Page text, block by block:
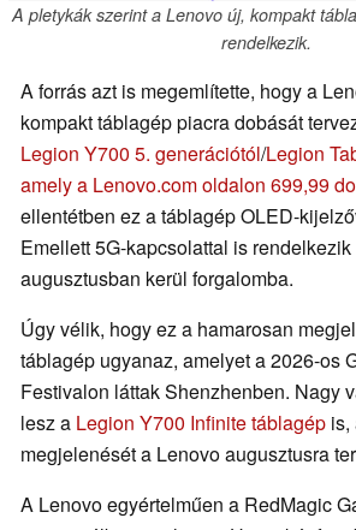
A pletykák szerint a Lenovo új, kompakt
rendelkezik.
A forrás azt is megemlítette, hogy a
kompakt táblagép piacra dobását
Legion Y700 5. generációtól/Legion
amely a Lenovo.com oldalon 699,99
ellentétben ez a táblagép OLED-
Emellett 5G-kapcsolattal is
augusztusban kerül forgalomba.
Úgy vélik, hogy ez a hamarosan
táblagép ugyanaz, amelyet a 2026-os
Festivalon láttak Shenzhenben. Nagy
lesz a Legion Y700 Infinite táblagép is,
megjelenését a Lenovo augusztusra
A Lenovo egyértelműen a RedMagic